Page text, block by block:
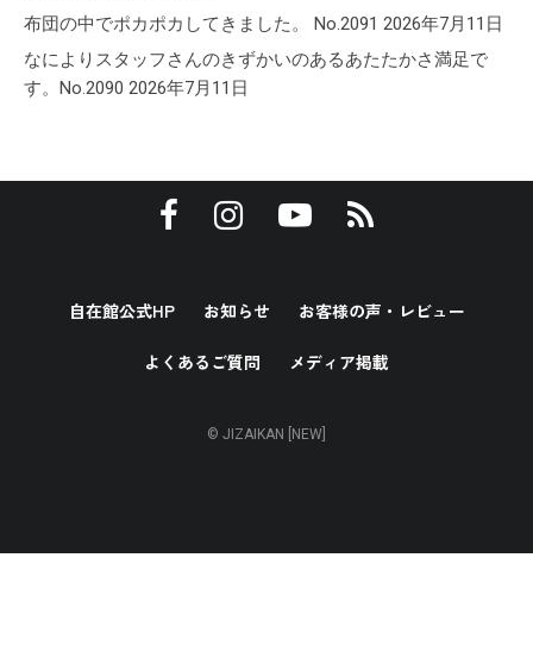
布団の中でポカポカしてきました。 No.2091 2026年7月11日
なによりスタッフさんのきずかいのあるあたたかさ満足で
す。No.2090 2026年7月11日
自在館公式HP お知らせ お客様の声・レビュー
よくあるご質問 メディア掲載
© JIZAIKAN [NEW]